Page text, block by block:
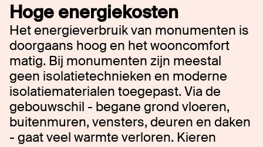
Hoge energiekosten
Het energieverbruik van monumenten is
doorgaans hoog en het wooncomfort
matig. Bij monumenten zijn meestal
geen isolatietechnieken en moderne
isolatiematerialen toegepast. Via de
gebouwschil - begane grond vloeren,
buitenmuren, vensters, deuren en daken
- gaat veel warmte verloren. Kieren